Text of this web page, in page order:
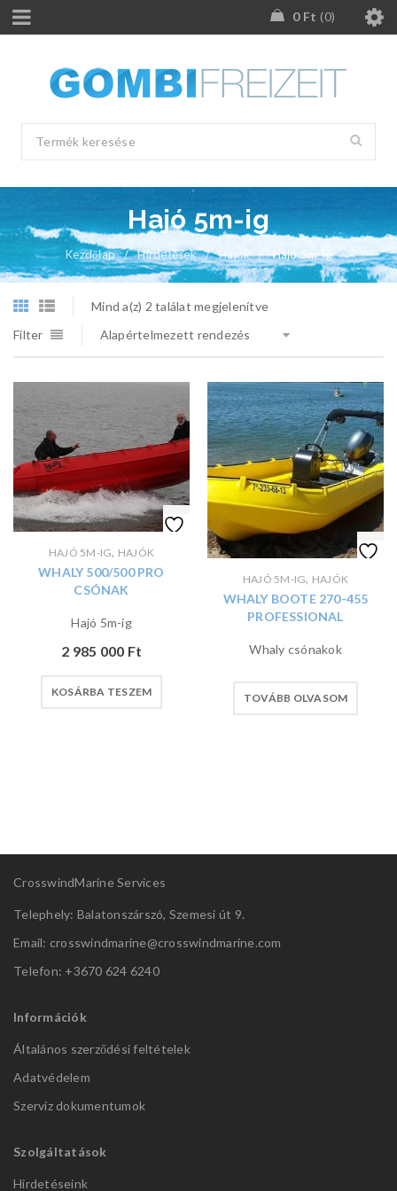
0 Ft 0
Hajó 5m-ig
Kezdőlap / Hirdetések / Hajók / Hajó 5m-ig
Mind a(z) 2 találat megjelenítve
Filter
Alapértelmezett rendezés
HAJÓ 5M-IG, HAJÓK
WHALY 500/500 PRO
CSÓNAK
Hajó 5m-ig
2 985 000 Ft
KOSÁRBA TESZEM
HAJÓ 5M-IG, HAJÓK
WHALY BOOTE 270-455
PROFESSIONAL
Whaly csónakok
TOVÁBB OLVASOM
CrosswindMarine Services
Telephely: Balatonszárszó, Szemesi út 9.
Email: crosswindmarine@crosswindmarine.com
Telefon: +3670 624 6240
Információk
Általános szerződési feltételek
Adatvédelem
Szerviz dokumentumok
Szolgáltatások
Hirdetéseink